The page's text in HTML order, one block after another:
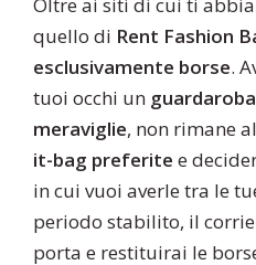
Oltre ai siti di cui ti
quello di Rent Fashion
esclusivamente borse.
tuoi occhi un
meraviglie, non rimane
it-bag preferite e
in cui vuoi averle tra le
periodo stabilito, il
porta e restituirai le